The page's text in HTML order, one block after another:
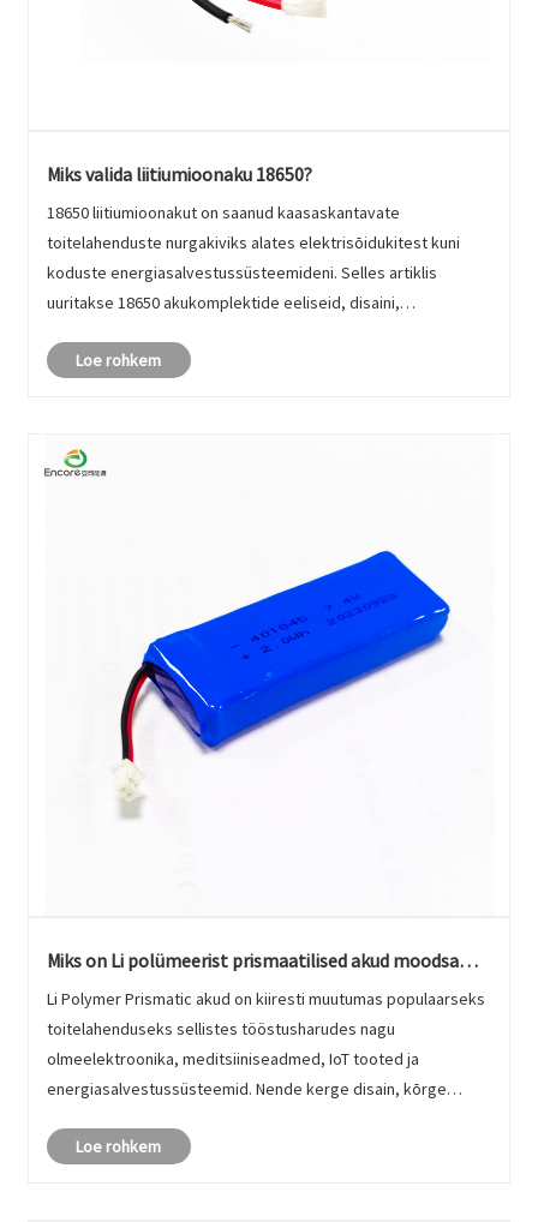
Miks valida liitiumioonaku 18650?
18650 liitiumioonakut on saanud kaasaskantavate
toitelahenduste nurgakiviks alates elektrisõidukitest kuni
koduste energiasalvestussüsteemideni. Selles artiklis
uuritakse 18650 akukomplektide eeliseid, disaini,
levinud valupunkte. Mõistes, kuid......
Loe rohkem
Miks on Li polümeerist prismaatilised akud moodsa
Li Polymer Prismatic akud on kiiresti muutumas populaarseks
toitelahenduseks sellistes tööstusharudes nagu
olmeelektroonika, meditsiiniseadmed, IoT tooted ja
energiasalvestussüsteemid. Nende kerge disain, kõrge
need ideaalseks kaasaegsete kompakts......
Loe rohkem